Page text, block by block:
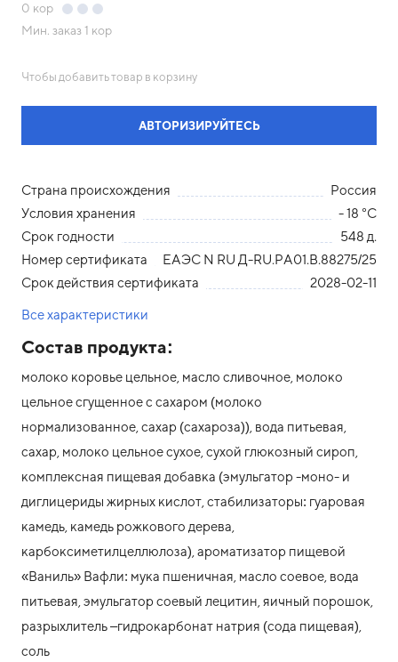
0 кор
Мин. заказ 1 кор
Чтобы добавить товар в корзину
АВТОРИЗИРУЙТЕСЬ
Страна происхождения
Россия
Условия хранения
- 18 °С
Срок годности
548 д.
Номер сертификата
ЕАЭС N RU Д-RU.PA01.В.88275/25
Срок действия сертификата
2028-02-11
Все характеристики
Состав продукта:
молоко коровье цельное, масло сливочное, молоко
цельное сгущенное с сахаром (молоко
нормализованное, сахар (сахароза)), вода питьевая,
сахар, молоко цельное сухое, сухой глюкозный сироп,
комплексная пищевая добавка (эмульгатор -моно- и
диглицериды жирных кислот, стабилизаторы: гуаровая
камедь, камедь рожкового дерева,
карбоксиметилцеллюлоза), ароматизатор пищевой
«Ваниль» Вафли: мука пшеничная, масло соевое, вода
питьевая, эмульгатор соевый лецитин, яичный порошок,
разрыхлитель –гидрокарбонат натрия (сода пищевая),
соль